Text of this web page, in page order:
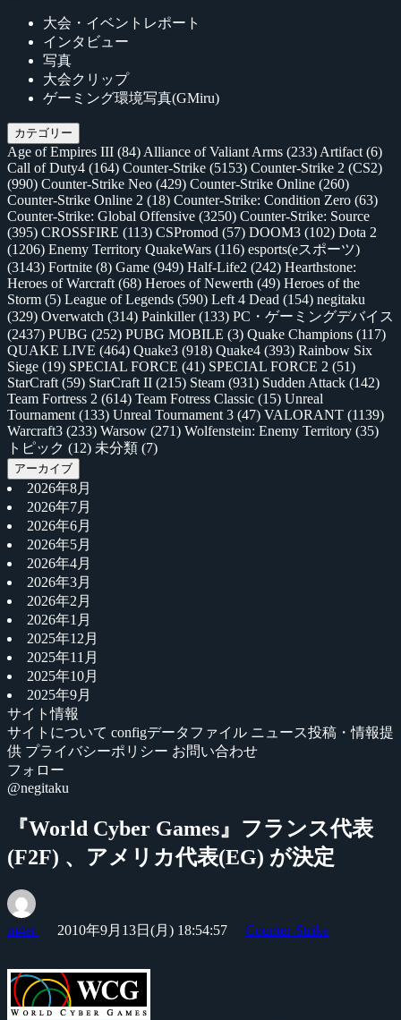
大会・イベントレポート
インタビュー
写真
大会クリップ
ゲーミング環境写真(GMiru)
カテゴリー
Age of Empires III (84) Alliance of Valiant Arms (233) Artifact (6)
Call of Duty4 (164) Counter-Strike (5153) Counter-Strike 2 (CS2)
(990) Counter-Strike Neo (429) Counter-Strike Online (260)
Counter-Strike Online 2 (18) Counter-Strike: Condition Zero (63)
Counter-Strike: Global Offensive (3250) Counter-Strike: Source
(395) CROSSFIRE (113) CSPromod (57) DOOM3 (102) Dota 2
(1206) Enemy Territory QuakeWars (116) esports(eスポーツ)
(3143) Fortnite (8) Game (949) Half-Life2 (242) Hearthstone:
Heroes of Warcraft (68) Heroes of Newerth (49) Heroes of the
Storm (5) League of Legends (590) Left 4 Dead (154) negitaku
(329) Overwatch (314) Painkiller(133) PC・ゲーミングデバイス
(2437) PUBG (252) PUBG MOBILE (3) Quake Champions (117)
QUAKE LIVE (464) Quake3 (918) Quake4 (393) Rainbow Six
Siege (19) SPECIAL FORCE (41) SPECIAL FORCE 2 (51)
StarCraft (59) StarCraft II (215) Steam (931) Sudden Attack (142)
Team Fortress 2 (614) Team Fotress Classic (15) Unreal
Tournament (133) Unreal Tournament 3 (47) VALORANT (1139)
Warcraft3 (233) Warsow (271) Wolfenstein: Enemy Territory (35)
トピック (12) 未分類 (7)
アーカイブ
2026年8月
2026年7月
2026年6月
2026年5月
2026年4月
2026年3月
2026年2月
2026年1月
2025年12月
2025年11月
2025年10月
2025年9月
サイト情報
サイトについて configデータファイル ニュース投稿・情報提
供 プライバシーポリシー お問い合わせ
フォロー
@negitaku
『World Cyber Games』フランス代表
(F2F) 、アメリカ代表(EG) が決定
m4er 2010年9月13日(月) 18:54:57 Counter-Strike